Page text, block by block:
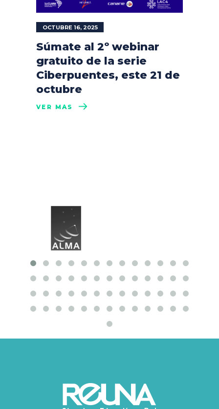
OCTUBRE 16, 2025
Súmate al 2º webinar
gratuito de la serie
Ciberpuentes, este 21 de
octubre
VER MÁS